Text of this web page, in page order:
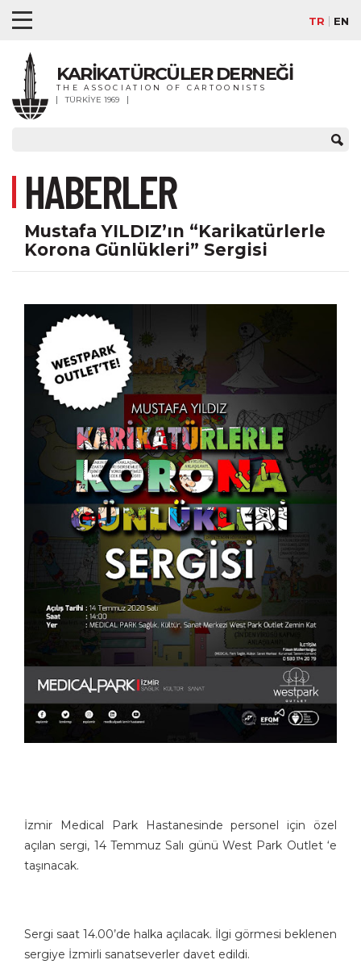
TR EN
KARİKATÜRCÜLER DERNEĞİ
THE ASSOCIATION OF CARTOONISTS
TÜRKİYE 1969
HABERLER
Mustafa YILDIZ’ın “Karikatürlerle
Korona Günlükleri” Sergisi
İzmir Medical Park Hastanesinde personel için özel
açılan sergi, 14 Temmuz Salı günü West Park Outlet ‘e
taşınacak.
Sergi saat 14.00’de halka açılacak. İlgi görmesi beklenen
sergiye İzmirli sanatseverler davet edildi.